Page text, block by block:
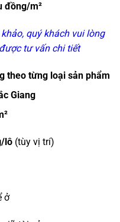
đồng/m²
quý khách vui lòng
tư vấn chi tiết
theo từng loại sản phẩm
Giang
lô(tùy vị trí)
ở